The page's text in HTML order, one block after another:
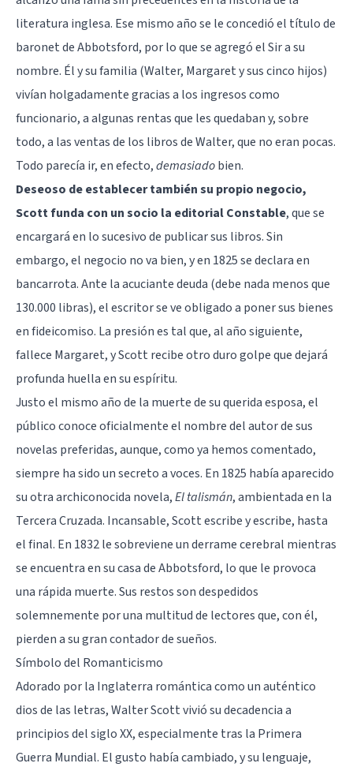
literatura inglesa. Ese mismo año se le concedió el título de
baronet de Abbotsford, por lo que se agregó el Sir a su
nombre. Él y su familia (Walter, Margaret y sus cinco hijos)
vivían holgadamente gracias a los ingresos como
funcionario, a algunas rentas que les quedaban y, sobre
todo, a las ventas de los libros de Walter, que no eran pocas.
Todo parecía ir, en efecto,demasiadobien.
Deseoso de establecer también su propio negocio,
Scott funda con un socio la editorial Constable, que se
encargará en lo sucesivo de publicar sus libros. Sin
embargo, el negocio no va bien, y en 1825 se declara en
bancarrota. Ante la acuciante deuda (debe nada menos que
130.000 libras), el escritor se ve obligado a poner sus bienes
en fideicomiso. La presión es tal que, al año siguiente,
fallece Margaret, y Scott recibe otro duro golpe que dejará
profunda huella en su espíritu.
Justo el mismo año de la muerte de su querida esposa, el
público conoce oficialmente el nombre del autor de sus
novelas preferidas, aunque, como ya hemos comentado,
siempre ha sido un secreto a voces. En 1825 había aparecido
su otra archiconocida novela,El talismán, ambientada en la
Tercera Cruzada. Incansable, Scott escribe y escribe, hasta
el final. En 1832 le sobreviene un derrame cerebral mientras
se encuentra en su casa de Abbotsford, lo que le provoca
una rápida muerte. Sus restos son despedidos
solemnemente por una multitud de lectores que, con él,
pierden a su gran contador de sueños.
Símbolo del Romanticismo
Adorado por la Inglaterra romántica como un auténtico
dios de las letras, Walter Scott vivió su decadencia a
principios del siglo XX, especialmente tras la Primera
Guerra Mundial. El gusto había cambiado, y su lenguaje,